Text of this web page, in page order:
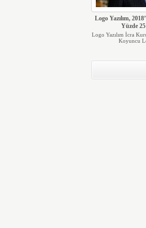
Logo Yazılım,
Yüzde
Logo Yazılım İcra
Koyuncu